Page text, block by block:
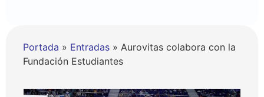
Portada » Entradas » Aurovitas colabora con la
Fundación Estudiantes